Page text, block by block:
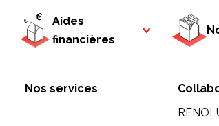
Aides
financières
Nos services